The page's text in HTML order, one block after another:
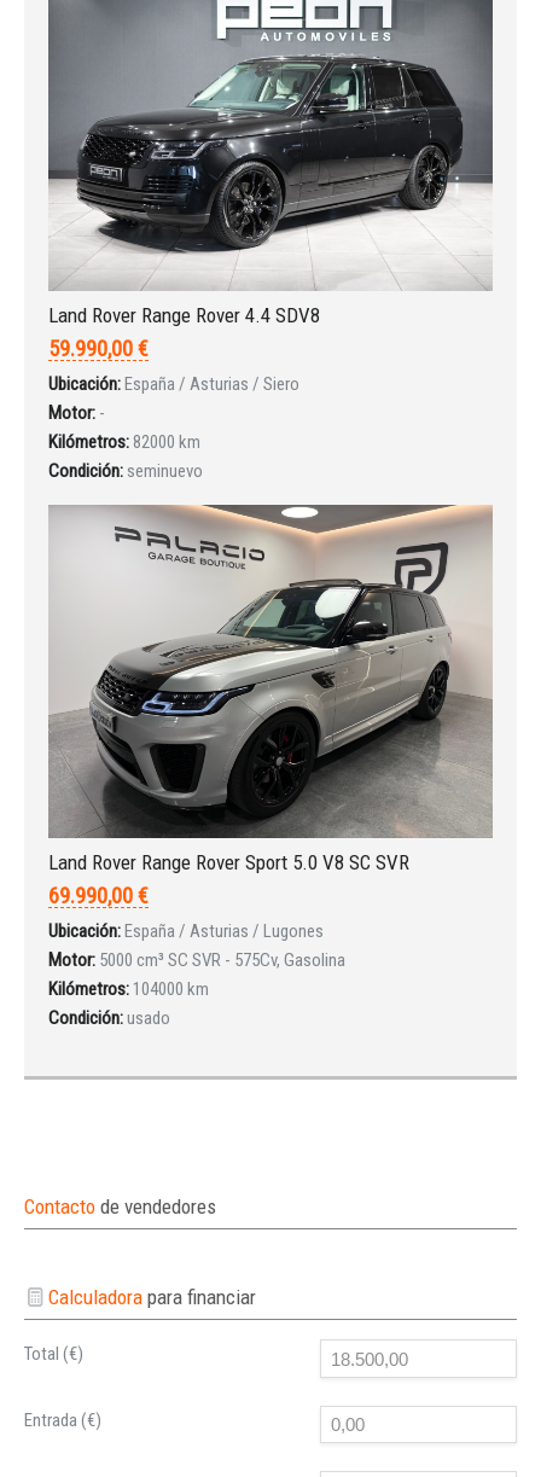
INICIAR SESIÓN
¿Ha olvidado la contraseña?
Land Rover Range Rover 4.4 SDV8
59.990,00 €
Ubicación:España / Asturias / Siero
Motor: -
Kilómetros: 82000 km
Condición: seminuevo
Land Rover Range Rover Sport 5.0 V8 SC SVR
69.990,00 €
Ubicación:España / Asturias / Lugones
Motor: 5000 cm³ SC SVR - 575Cv, Gasolina
Kilómetros: 104000 km
Condición:usado
Contacto de vendedores
Calculadorapara financiar
Total (€)
Entrada (€)